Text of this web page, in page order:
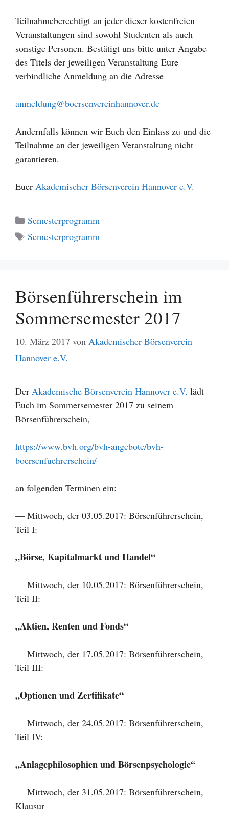
Teilnahmeberechtigt an jeder dieser kostenfreien
Veranstaltungen sind sowohl Studenten als auch
sonstige Personen. Bestätigt uns bitte unter Angabe
des Titels der jeweiligen Veranstaltung Eure
verbindliche Anmeldung an die Adresse
anmeldung@boersenvereinhannover.de
Andernfalls können wir Euch den Einlass zu und die
Teilnahme an der jeweiligen Veranstaltung nicht
garantieren.
Euer Akademischer Börsenverein Hannover e.V.
Kategorien
Semesterprogramm
Schlagwörter
Semesterprogramm
Börsenführerschein im
Sommersemester 2017
10. März 2017 von Akademischer Börsenverein
Hannover e.V.
Der Akademische Börsenverein Hannover e.V. lädt
Euch im Sommersemester 2017 zu seinem
Börsenführerschein,
https://www.bvh.org/bvh-angebote/bvh-
boersenfuehrerschein/
an folgenden Terminen ein:
— Mittwoch, der 03.05.2017: Börsenführerschein,
Teil I:
„Börse, Kapitalmarkt und Handel“
— Mittwoch, der 10.05.2017: Börsenführerschein,
Teil II:
„Aktien, Renten und Fonds“
— Mittwoch, der 17.05.2017: Börsenführerschein,
Teil III:
„Optionen und Zertifikate“
— Mittwoch, der 24.05.2017: Börsenführerschein,
Teil IV:
„Anlagephilosophien und Börsenpsychologie“
— Mittwoch, der 31.05.2017: Börsenführerschein,
Klausur